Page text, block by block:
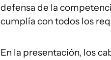
defensa de la
cumplía con todos los
En la presentación, los